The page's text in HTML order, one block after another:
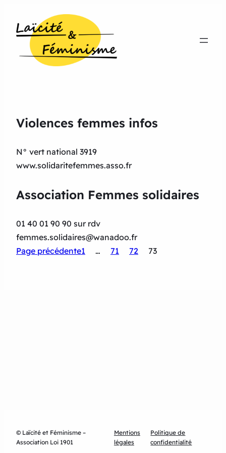
Violences femmes infos
N° vert national 3919
www.solidaritefemmes.asso.fr
Association Femmes solidaires
01 40 01 90 90 sur rdv
femmes.solidaires@wanadoo.fr
Page précédente1 … 71 72 73
© Laïcité et Féminisme –
Association Loi 1901
Mentions
légales
Politique de
confidentialité